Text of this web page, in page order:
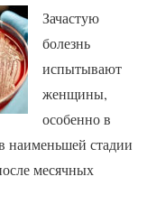
Зачастую
болезнь
испытывают
женщины,
особенно в
наименьшей стадии
месячных